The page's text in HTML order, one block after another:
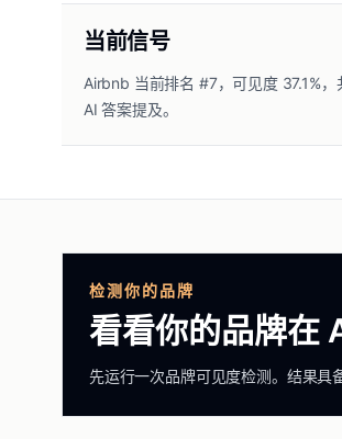
当前信号
Airbnb 当前排名 #7，可见度 37.1%
AI 答案提及。
检测你的品牌
看看你的品牌在
先运行一次品牌可见度检测。结果具